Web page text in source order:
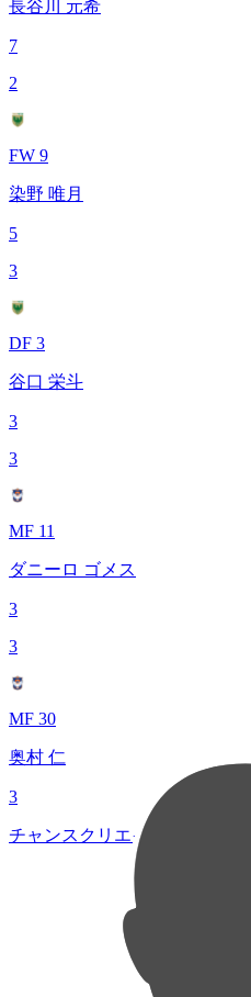
長谷川 元希
7
2
FW 9
染野 唯月
5
3
DF 3
谷口 栄斗
3
3
MF 11
ダニーロ ゴメス
3
3
MF 30
奥村 仁
3
チャンスクリエイト総数